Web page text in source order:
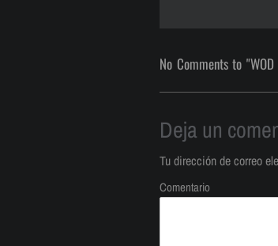
No Comments to
Deja un
Tu dirección de correo
Comentario